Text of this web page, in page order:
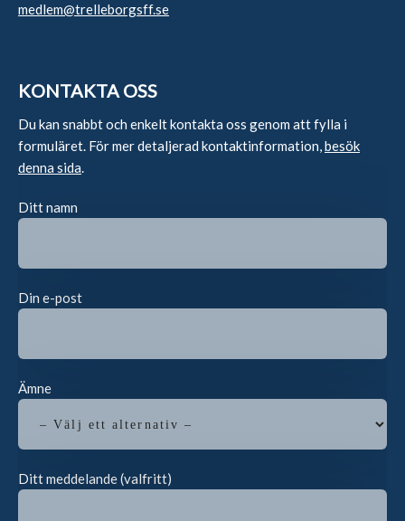
medlem@trelleborgsff.se
KONTAKTA OSS
Du kan snabbt och enkelt kontakta oss genom att fylla i
formuläret. För mer detaljerad kontaktinformation, besök
denna sida
Ditt namn
Din e-post
Ämne
Ditt meddelande (valfritt)